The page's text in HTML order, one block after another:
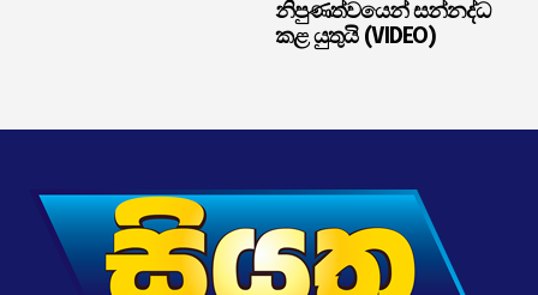
නිපුණත්වයෙන් සන්නද්ධ
කළ යුතුයි (VIDEO)